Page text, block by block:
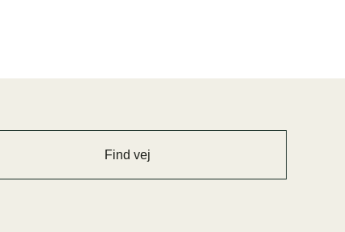
Find vej